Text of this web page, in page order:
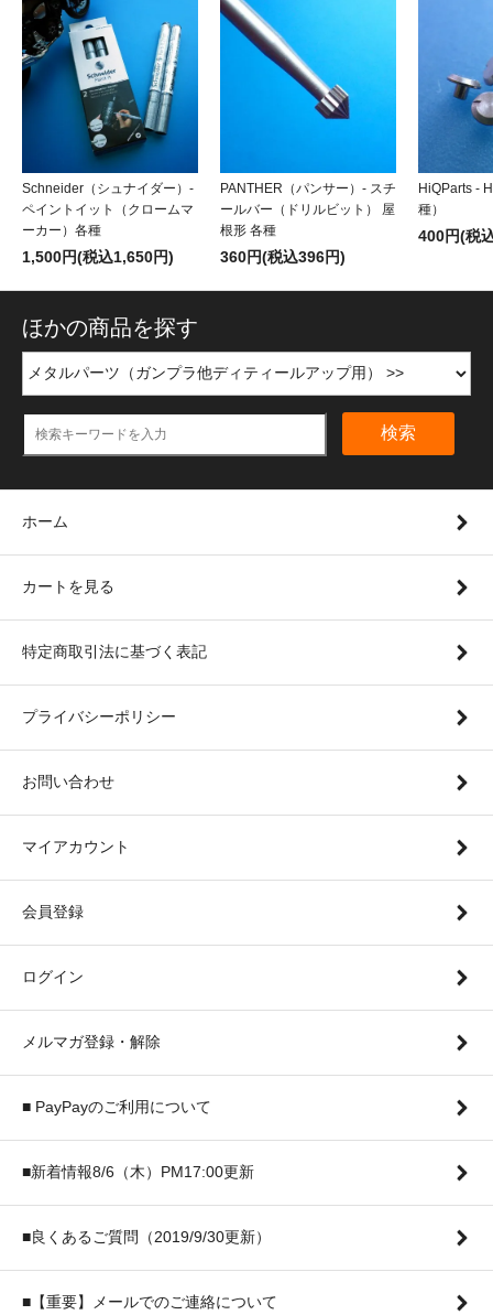
Schneider（シュナイダー）-
ペイントイット（クロームマ
ーカー）各種
1,500円(税込1,650円)
PANTHER（パンサー）- スチ
ールバー（ドリルビット） 屋
根形 各種
360円(税込396円)
HiQParts -
種）
400円(税
ほかの商品を探す
検索
ホーム
カートを見る
特定商取引法に基づく表記
プライバシーポリシー
お問い合わせ
マイアカウント
会員登録
ログイン
メルマガ登録・解除
■ PayPayのご利用について
■新着情報8/6（木）PM17:00更新
■良くあるご質問（2019/9/30更新）
■【重要】メールでのご連絡について